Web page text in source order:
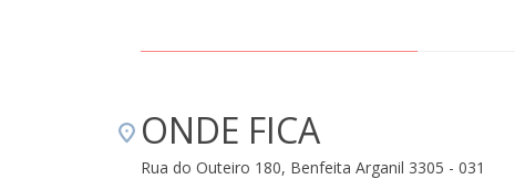
ONDE FICA
Rua do Outeiro 180, Benfeita Arganil 3305 - 031